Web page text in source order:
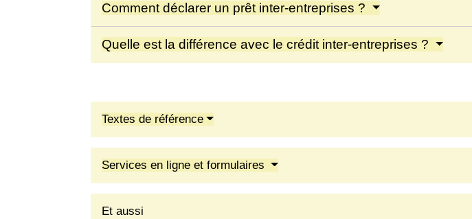
Comment déclarer un prêt inter-entreprises ?
Quelle est la différence avec le crédit inter-entreprises ?
Textes de référence
Services en ligne et formulaires
Et aussi